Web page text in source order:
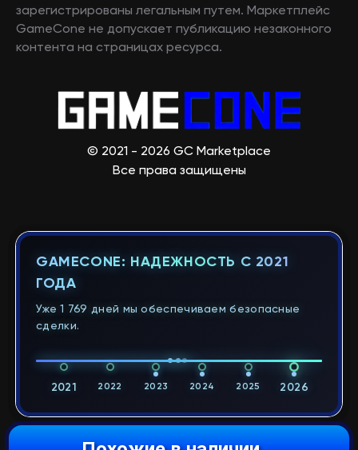
зарегистрированы легальным путем. Маркетплейс
GameCone не допускает публикацию незаконного
контента на страницах ресурса.
© 2021 - 2026 GC Marketplace
Все права защищены
GAMECONE: НАДЕЖНОСТЬ С 2021
ГОДА
Уже 1 769 дней мы обеспечиваем безопасные
сделки.
2021 2022 2023 2024 2025 2026